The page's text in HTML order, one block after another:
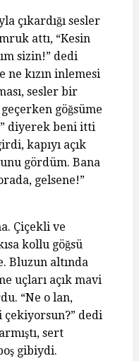
çıkardığı sesler
attı, “Kesin
sizin!” dedi
ne kızın inlemesi
sesler bir
göğsüme
diyerek beni itti
kapıyı açık
gördüm. Bana
gelsene!”
Çiçekli ve
kollu göğsü
Bluzun altında
uçları açık mavi
“Ne o lan,
dedi
sert
gibiydi.